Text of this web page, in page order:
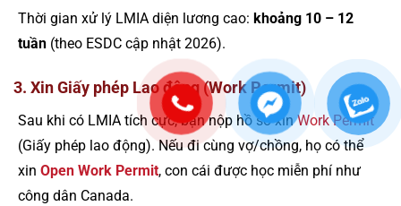
Thời gian xử lý LMIA diện lương cao: khoảng 10 – 12
tuần (theo ESDC cập nhật 2026).
3. Xin Giấy phép Lao động (Work Permit)
Sau khi có LMIA tích cực, bạn nộp hồ sơ xinWork Permit
(Giấy phép lao động). Nếu đi cùng vợ/chồng, họ có thể
xin Open Work Permit, con cái được học miễn phí như
công dân Canada.